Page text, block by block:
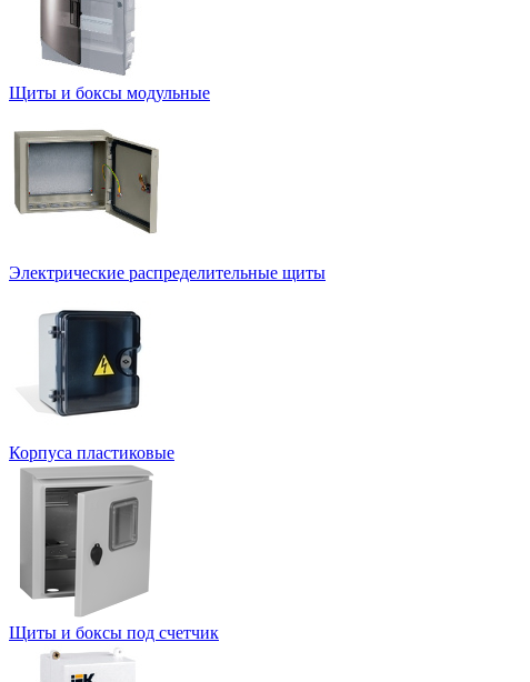
Щиты и боксы модульные
Электрические распределительные щиты
Корпуса пластиковые
Щиты и боксы под счетчик